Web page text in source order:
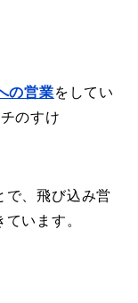
の営業をしてい
のすけ
で、飛び込み営
います。